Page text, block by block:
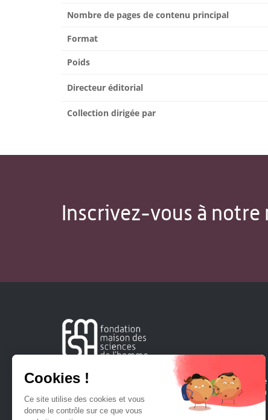
Nombre de pages de contenu principal
Format
Poids
Directeur éditorial
Collection dirigée par
Inscrivez-vous à
Créée en 1963, la Fondation Maison Sciences de l'Homme
soutient la recherche et la diffusion des connaissances en
sciences humaines et sociales.